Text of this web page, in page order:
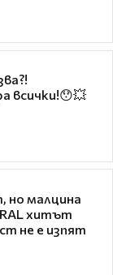
всички!😯💥
но малцина
хитът
не е изпят